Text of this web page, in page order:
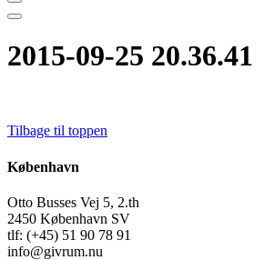
2015-09-25 20.36.41
Tilbage til toppen
København
Otto Busses Vej 5, 2.th
2450 København SV
tlf: (+45) 51 90 78 91
info@givrum.nu